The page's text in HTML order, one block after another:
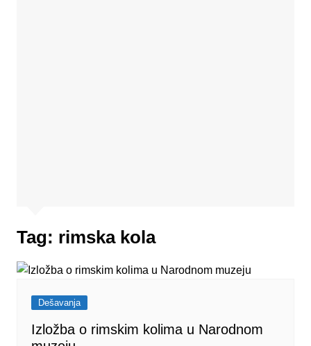
Tag: rimska kola
Dešavanja
Izložba o rimskim kolima u Narodnom